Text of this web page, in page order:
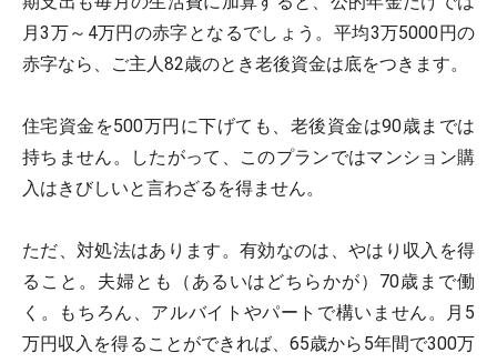
月3万～4万円の赤字となるでしょう。平均3万5000円の
赤字なら、ご主人82歳のとき老後資金は底をつきます。
住宅資金を500万円に下げても、老後資金は90歳までは
持ちません。したがって、このプランではマンション購
入はきびしいと言わざるを得ません。
ただ、対処法はあります。有効なのは、やはり収入を得
ること。夫婦とも（あるいはどちらかが）70歳まで働
く。もちろん、アルバイトやパートで構いません。月5
万円収入を得ることができれば、65歳から5年間で300万